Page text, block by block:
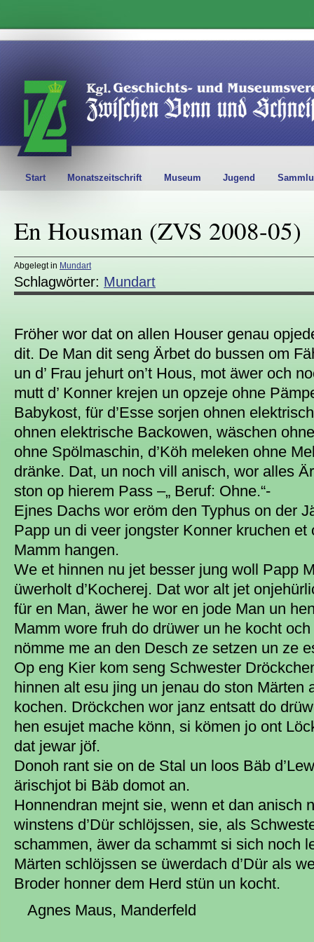
Start Monatszeitschrift Museum Jugend
En Housman (ZVS 2008-05)
Abgelegt in Mundart
Schlagwörter: Mundart
Fröher wor dat on allen Houser genau
dit. De Man dit seng Ärbet do bussen om
un d’ Frau jehurt on’t Hous, mot äwer och
mutt d’ Konner krejen un opzeje ohne
Babykost, für d’Esse sorjen ohnen
ohnen elektrische Backowen, wäschen
ohne Spölmaschin, d’Köh meleken ohne
dränke. Dat, un noch vill anisch, wor alles
ston op hierem Pass –„ Beruf: Ohne.“-
Ejnes Dachs wor eröm den Typhus on der
Papp un di veer jongster Konner kruchen
Mamm hangen.
We et hinnen nu jet besser jung woll Papp
üwerholt d’Kocherej. Dat wor alt jet
für en Man, äwer he wor en jode Man un
Mamm wore fruh do drüwer un he kocht
nömme me an den Desch ze setzen un ze
Op eng Kier kom seng Schwester
hinnen alt esu jing un jenau do ston Märten
kochen. Dröckchen wor janz entsatt do
hen esujet mache könn, si kömen jo ont
dat jewar jöf.
Donoh rant sie on de Stal un loos Bäb
ärischjot bi Bäb domot an.
Honnendran mejnt sie, wenn et dan anisch
winstens d’Dür schlöjssen, sie, als
schammen, äwer da schammt si sich noch
Märten schlöjssen se üwerdach d’Dür als
Broder honner dem Herd stün un kocht.
Agnes Maus, Manderfeld